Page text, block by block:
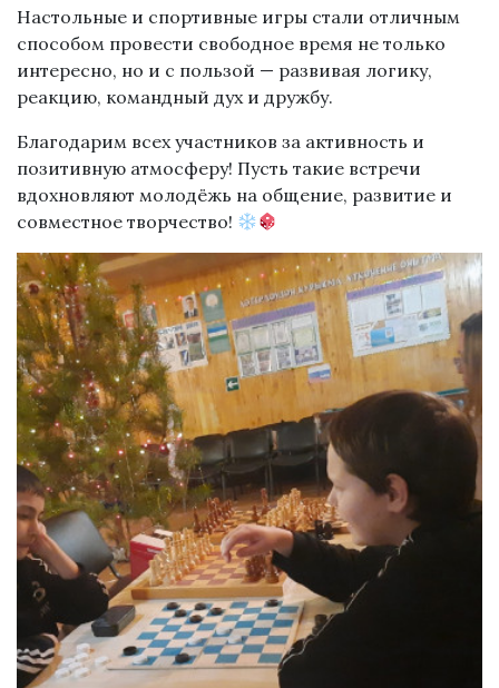
Настольные и спортивные игры стали отличным
способом провести свободное время не только
интересно, но и с пользой — развивая логику,
реакцию, командный дух и дружбу.
Благодарим всех участников за активность и
позитивную атмосферу! Пусть такие встречи
вдохновляют молодёжь на общение, развитие и
совместное творчество!